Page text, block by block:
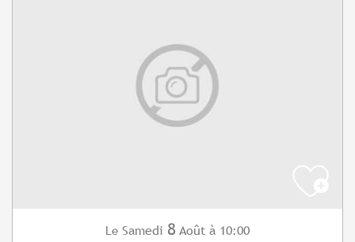
Le Samedi 8 Août à 10:00